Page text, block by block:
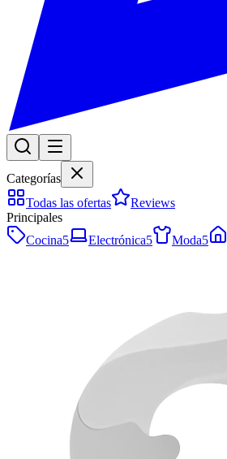
Categorías
Todas las ofertas
Reviews
Principales
Cocina5 Electrónica5 Moda5